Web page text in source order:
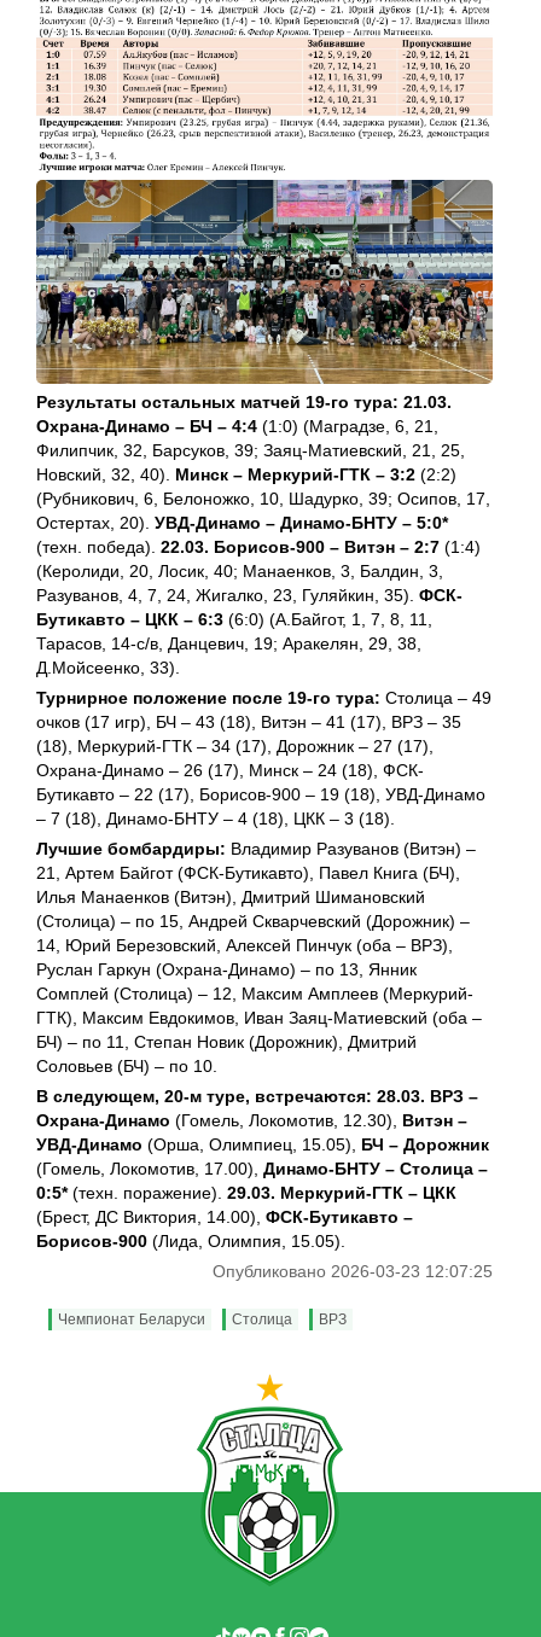
Результаты остальных матчей 19-го тура: 21.03.
Охрана-Динамо – БЧ – 4:4 (1:0) (Маградзе, 6, 21,
Филипчик, 32, Барсуков, 39; Заяц-Матиевский, 21, 25,
Новский, 32, 40). Минск – Меркурий-ГТК – 3:2 (2:2)
(Рубникович, 6, Белоножко, 10, Шадурко, 39; Осипов, 17,
Остертах, 20). УВД-Динамо – Динамо-БНТУ – 5:0*
(техн. победа). 22.03. Борисов-900 – Витэн – 2:7 (1:4)
(Керолиди, 20, Лосик, 40; Манаенков, 3, Балдин, 3,
Разуванов, 4, 7, 24, Жигалко, 23, Гуляйкин, 35). ФСК-
Бутикавто – ЦКК – 6:3 (6:0) (А.Байгот, 1, 7, 8, 11,
Тарасов, 14-с/в, Данцевич, 19; Аракелян, 29, 38,
Д.Мойсеенко, 33).
Турнирное положение после 19-го тура: Столица – 49
очков (17 игр), БЧ – 43 (18), Витэн – 41 (17), ВРЗ – 35
(18), Меркурий-ГТК – 34 (17), Дорожник – 27 (17),
Охрана-Динамо – 26 (17), Минск – 24 (18), ФСК-
Бутикавто – 22 (17), Борисов-900 – 19 (18), УВД-Динамо
– 7 (18), Динамо-БНТУ – 4 (18), ЦКК – 3 (18).
Лучшие бомбардиры: Владимир Разуванов (Витэн) –
21, Артем Байгот (ФСК-Бутикавто), Павел Книга (БЧ),
Илья Манаенков (Витэн), Дмитрий Шимановский
(Столица) – по 15, Андрей Скварчевский (Дорожник) –
14, Юрий Березовский, Алексей Пинчук (оба – ВРЗ),
Руслан Гаркун (Охрана-Динамо) – по 13, Янник
Сомплей (Столица) – 12, Максим Амплеев (Меркурий-
ГТК), Максим Евдокимов, Иван Заяц-Матиевский (оба –
БЧ) – по 11, Степан Новик (Дорожник), Дмитрий
Соловьев (БЧ) – по 10.
В следующем, 20-м туре, встречаются: 28.03. ВРЗ –
Охрана-Динамо (Гомель, Локомотив, 12.30), Витэн –
УВД-Динамо (Орша, Олимпиец, 15.05), БЧ – Дорожник
(Гомель, Локомотив, 17.00), Динамо-БНТУ – Столица –
0:5*(техн. поражение). 29.03. Меркурий-ГТК – ЦКК
(Брест, ДС Виктория, 14.00), ФСК-Бутикавто –
Борисов-900 (Лида, Олимпия, 15.05).
Опубликовано 2026-03-23 12:07:25
Чемпионат Беларуси Столица ВРЗ